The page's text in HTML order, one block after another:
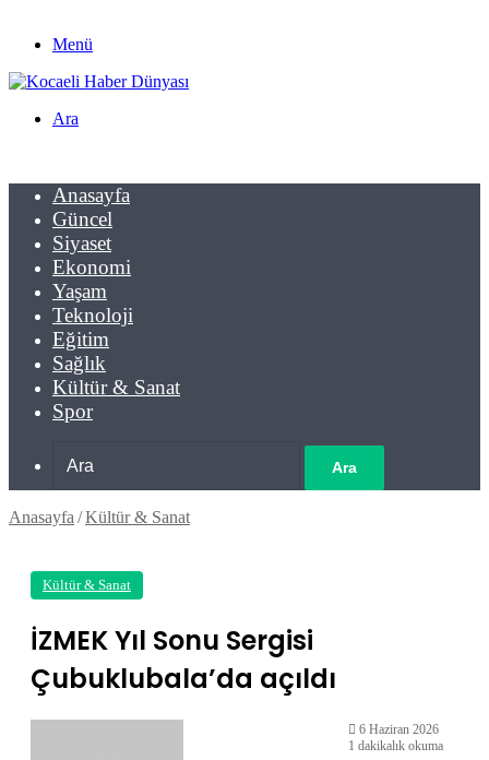
Menü
Ara
Anasayfa
Güncel
Siyaset
Ekonomi
Yaşam
Teknoloji
Eğitim
Sağlık
Kültür & Sanat
Spor
Ara
Anasayfa /Kültür & Sanat
Kültür & Sanat
İZMEK Yıl Sonu Sergisi
Çubuklubala’da açıldı
6 Haziran 2026
1 dakikalık okuma